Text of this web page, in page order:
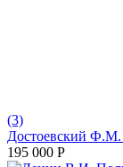
(3)
Достоевский Ф.М.
195 000 Р